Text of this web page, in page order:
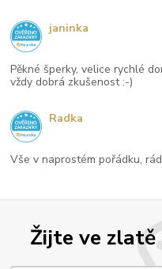
Žijte ve
Pěkné šperky, velice rychlé
vždy dobrá zkušenost :-)
janinka
Vše v naprostém pořádku,
Radka